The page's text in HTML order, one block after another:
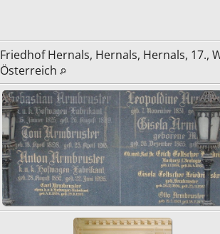
Friedhof Hernals, Hernals, Hernals, 17.,
Österreich